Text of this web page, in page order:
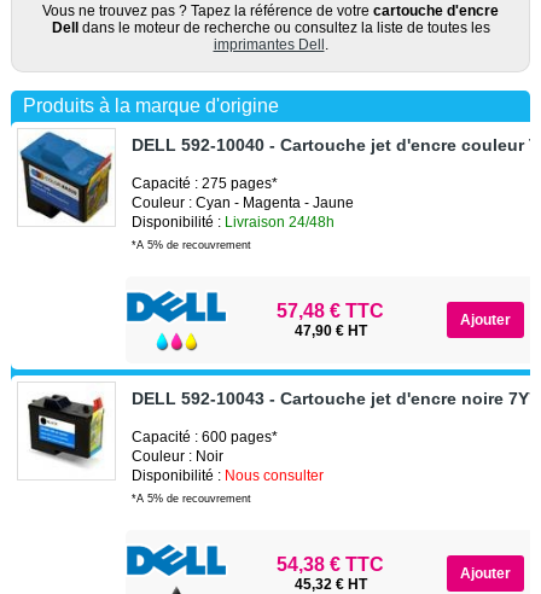
Vous ne trouvez pas ? Tapez la référence de votre cartouche d'encre
Delldans le moteur de recherche ou consultez la liste de toutes les
imprimantes Dell
Produits à la marque d'origine
DELL 592-10040 - Cartouche jet d'encre couleur
Capacité : 275 pages*
Couleur : Cyan - Magenta - Jaune
Disponibilité : Livraison 24/48h
*A 5% de recouvrement
57,48 € TTC
47,90 € HT
DELL 592-10043 - Cartouche jet d'encre noire
Capacité : 600 pages*
Couleur : Noir
Disponibilité : Nous consulter
*A 5% de recouvrement
54,38 € TTC
45,32 € HT